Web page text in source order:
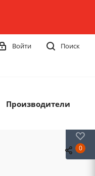
Поиск
Войти
Производители
0